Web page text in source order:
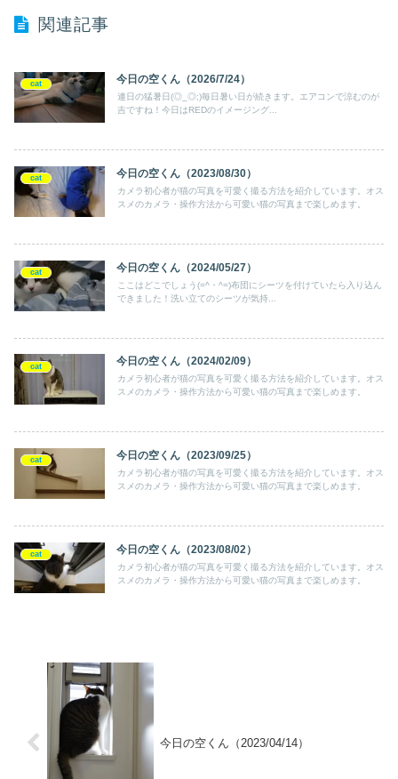
関連記事
cat 今日の空くん（2026/7/24）
連日の猛暑日(◎_◎;)毎日暑い日が続きます。エアコンで涼むのが
吉ですね！今日はREDのイメージング...
cat 今日の空くん（2023/08/30）
カメラ初心者が猫の写真を可愛く撮る方法を紹介しています。オス
スメのカメラ・操作方法から可愛い猫の写真まで楽しめます。
cat 今日の空くん（2024/05/27）
ここはどこでしょう(=^・^=)布団にシーツを付けていたら入り込ん
できました！洗い立てのシーツが気持...
cat 今日の空くん（2024/02/09）
カメラ初心者が猫の写真を可愛く撮る方法を紹介しています。オス
スメのカメラ・操作方法から可愛い猫の写真まで楽しめます。
cat 今日の空くん（2023/09/25）
カメラ初心者が猫の写真を可愛く撮る方法を紹介しています。オス
スメのカメラ・操作方法から可愛い猫の写真まで楽しめます。
cat 今日の空くん（2023/08/02）
カメラ初心者が猫の写真を可愛く撮る方法を紹介しています。オス
スメのカメラ・操作方法から可愛い猫の写真まで楽しめます。
今日の空くん（2023/04/14）